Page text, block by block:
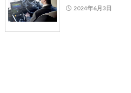
2024年6月3日